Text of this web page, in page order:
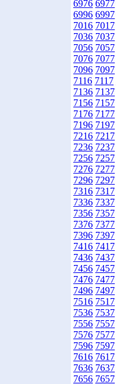
6976 6977
6996 6997
7016 7017
7036 7037
7056 7057
7076 7077
7096 7097
7116 7117
7136 7137
7156 7157
7176 7177
7196 7197
7216 7217
7236 7237
7256 7257
7276 7277
7296 7297
7316 7317
7336 7337
7356 7357
7376 7377
7396 7397
7416 7417
7436 7437
7456 7457
7476 7477
7496 7497
7516 7517
7536 7537
7556 7557
7576 7577
7596 7597
7616 7617
7636 7637
7656 7657